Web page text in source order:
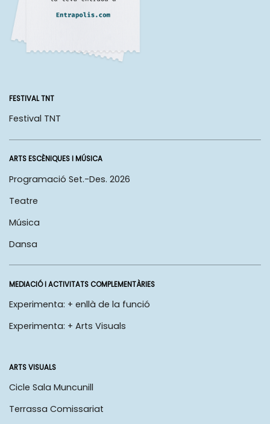
FESTIVAL TNT
Festival TNT
ARTS ESCÈNIQUES I MÚSICA
Programació Set.-Des. 2026
Teatre
Música
Dansa
MEDIACIÓ I ACTIVITATS COMPLEMENTÀRIES
Experimenta: + enllà de la funció
Experimenta: + Arts Visuals
ARTS VISUALS
Cicle Sala Muncunill
Terrassa Comissariat